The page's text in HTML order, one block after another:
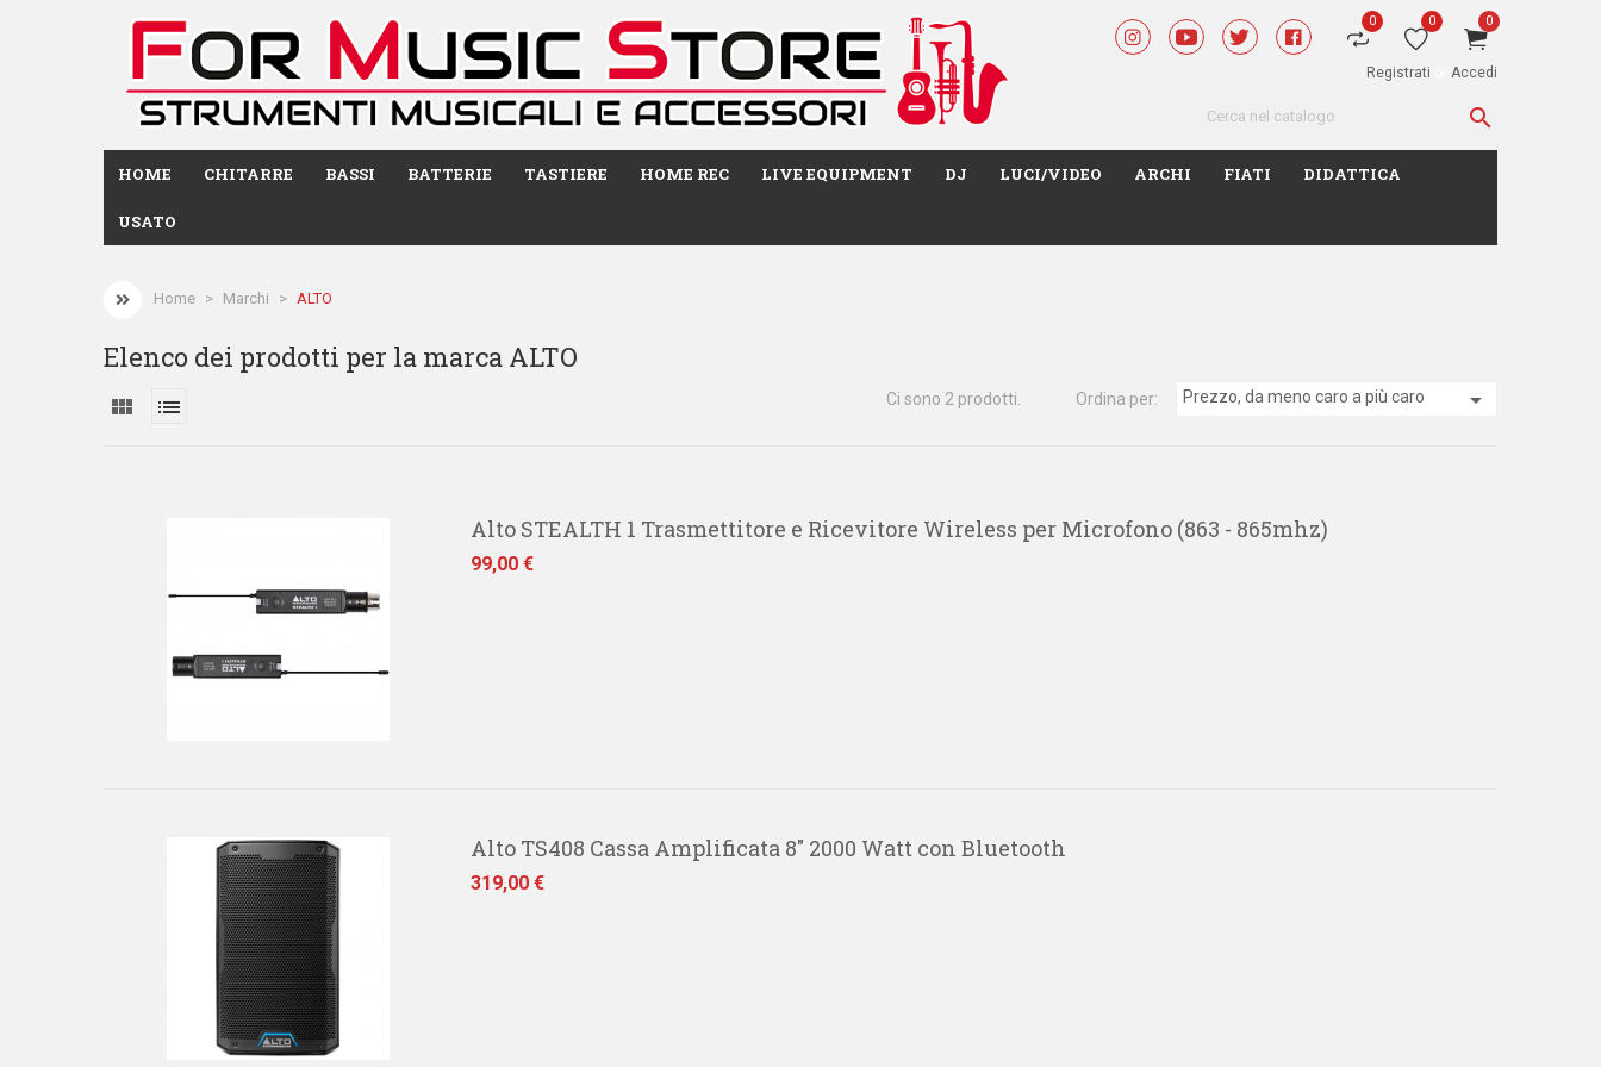
0
0
0
Registrati Accedi

HOME CHITARRE BASSI BATTERIE TASTIERE HOME REC LIVE EQUIPMENT DJ LUCI/VIDEO ARCHI FIATI DIDATTICA
USATO
Home Marchi ALTO
Elenco dei prodotti per la marca ALTO
view_module list Ci sono 2 prodotti. Ordina per: Prezzo, da meno caro a più caro 
Alto STEALTH 1 Trasmettitore e Ricevitore Wireless per Microfono (863 - 865mhz)
Prezzo
99,00 €
Alto TS408 Cassa Amplificata 8" 2000 Watt con Bluetooth
Prezzo
319,00 €